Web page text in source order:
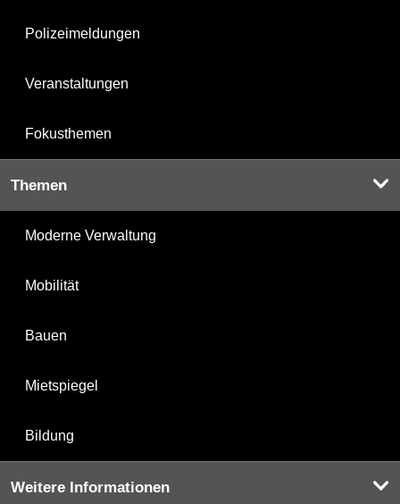
Polizeimeldungen
Veranstaltungen
Fokusthemen
Themen
Moderne Verwaltung
Mobilität
Bauen
Mietspiegel
Bildung
Weitere Informationen